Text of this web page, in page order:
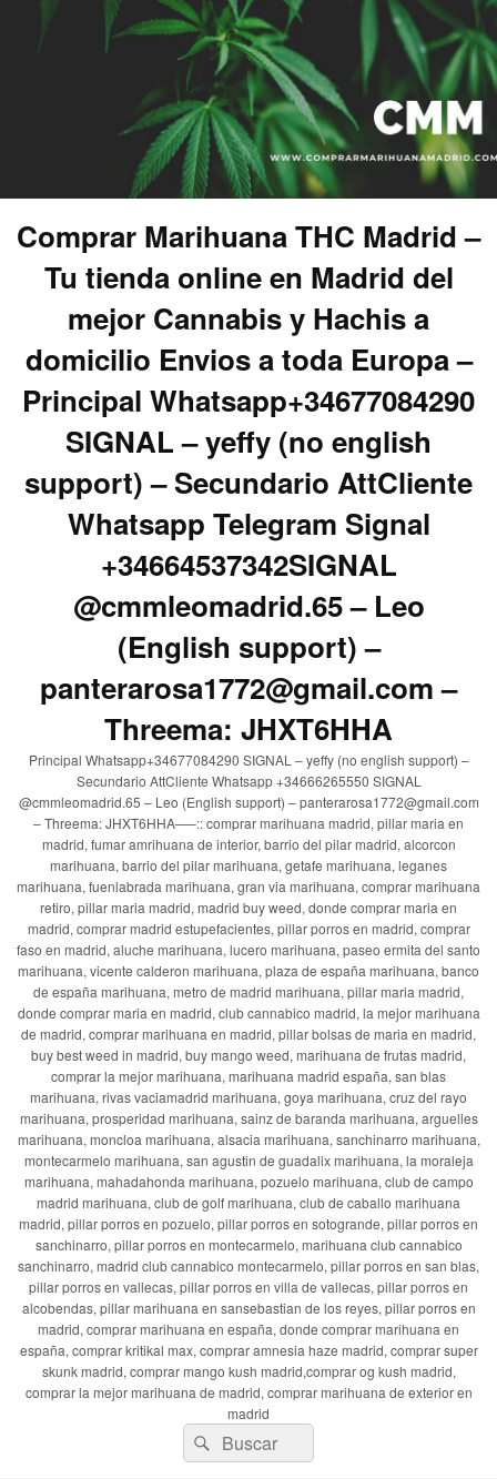
Comprar Marihuana THC Madrid –
Tu tienda online en Madrid del
mejor Cannabis y Hachis a
domicilio Envios a toda Europa –
Principal Whatsapp+34677084290
SIGNAL – yeffy (no english
support) – Secundario AttCliente
Whatsapp Telegram Signal
+34664537342SIGNAL
@cmmleomadrid.65 – Leo
(English support) –
panterarosa1772@gmail.com –
Threema: JHXT6HHA
Principal Whatsapp+34677084290 SIGNAL – yeffy (no english support) –
Secundario AttCliente Whatsapp +34666265550 SIGNAL
@cmmleomadrid.65 – Leo (English support) – panterarosa1772@gmail.com
– Threema: JHXT6HHA—–:: comprar marihuana madrid, pillar maria en
madrid, fumar amrihuana de interior, barrio del pilar madrid, alcorcon
marihuana, barrio del pilar marihuana, getafe marihuana, leganes
marihuana, fuenlabrada marihuana, gran via marihuana, comprar marihuana
retiro, pillar maria madrid, madrid buy weed, donde comprar maria en
madrid, comprar madrid estupefacientes, pillar porros en madrid, comprar
faso en madrid, aluche marihuana, lucero marihuana, paseo ermita del santo
marihuana, vicente calderon marihuana, plaza de españa marihuana, banco
de españa marihuana, metro de madrid marihuana, pillar maria madrid,
donde comprar maria en madrid, club cannabico madrid, la mejor marihuana
de madrid, comprar marihuana en madrid, pillar bolsas de maria en madrid,
buy best weed in madrid, buy mango weed, marihuana de frutas madrid,
comprar la mejor marihuana, marihuana madrid españa, san blas
marihuana, rivas vaciamadrid marihuana, goya marihuana, cruz del rayo
marihuana, prosperidad marihuana, sainz de baranda marihuana, arguelles
marihuana, moncloa marihuana, alsacia marihuana, sanchinarro marihuana,
montecarmelo marihuana, san agustin de guadalix marihuana, la moraleja
marihuana, mahadahonda marihuana, pozuelo marihuana, club de campo
madrid marihuana, club de golf marihuana, club de caballo marihuana
madrid, pillar porros en pozuelo, pillar porros en sotogrande, pillar porros en
sanchinarro, pillar porros en montecarmelo, marihuana club cannabico
sanchinarro, madrid club cannabico montecarmelo, pillar porros en san blas,
pillar porros en vallecas, pillar porros en villa de vallecas, pillar porros en
alcobendas, pillar marihuana en sansebastian de los reyes, pillar porros en
madrid, comprar marihuana en españa, donde comprar marihuana en
españa, comprar kritikal max, comprar amnesia haze madrid, comprar super
skunk madrid, comprar mango kush madrid,comprar og kush madrid,
comprar la mejor marihuana de madrid, comprar marihuana de exterior en
madrid
Buscar
por:
Buscar